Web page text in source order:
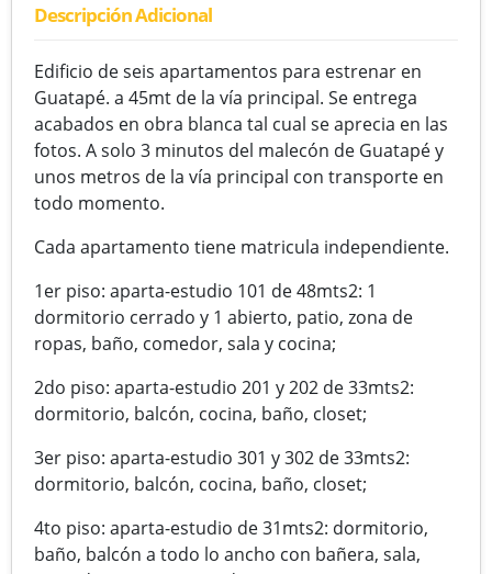
Descripción Adicional
Edificio de seis apartamentos para estrenar en
Guatapé. a 45mt de la vía principal. Se entrega
acabados en obra blanca tal cual se aprecia en las
fotos. A solo 3 minutos del malecón de Guatapé y
unos metros de la vía principal con transporte en
todo momento.
Cada apartamento tiene matricula independiente.
1er piso: aparta-estudio 101 de 48mts2: 1
dormitorio cerrado y 1 abierto, patio, zona de
ropas, baño, comedor, sala y cocina;
2do piso: aparta-estudio 201 y 202 de 33mts2:
dormitorio, balcón, cocina, baño, closet;
3er piso: aparta-estudio 301 y 302 de 33mts2:
dormitorio, balcón, cocina, baño, closet;
4to piso: aparta-estudio de 31mts2: dormitorio,
baño, balcón a todo lo ancho con bañera, sala,